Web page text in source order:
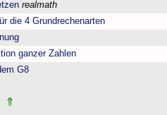
realmath
die 4 Grundrechenarten
ganzer Zahlen
G8